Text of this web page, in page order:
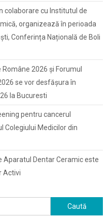
colaborare cu Institutul de
organizează în perioada
Conferința Națională de Boli
2026 și Forumul
se vor desfășura în
la Bucuresti
pentru cancerul
Colegiului Medicilor din
Aparatul Dentar Ceramic este
Activi
Caută
după: